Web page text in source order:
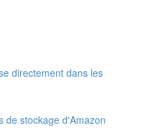
directement dans les
de stockage d'Amazon